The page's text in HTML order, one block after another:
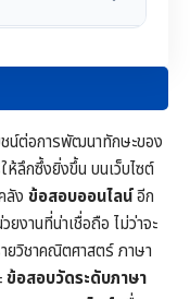
ชน์ต่อการพัฒนาทักษะของ
ลึกซึ้งยิ่งขึ้น บนเว็บไซต์
ลัง ข้อสอบออนไลน์อีก
ยงานที่น่าเชื่อถือ ไม่ว่าจะ
ยวิชาคณิตศาสตร์ภาษา
ข้อสอบวัดระดับภาษา